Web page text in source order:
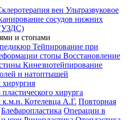
вен Ультразвуковое
сосудов нижних
и стопами
Тейпирование при
стопы Восстановление
Кинезиотейпирование
и натоптышей
хирургия
хирурга
к.м.н. Котелевца А.Г. Повторная
Блефаропластика Операции в